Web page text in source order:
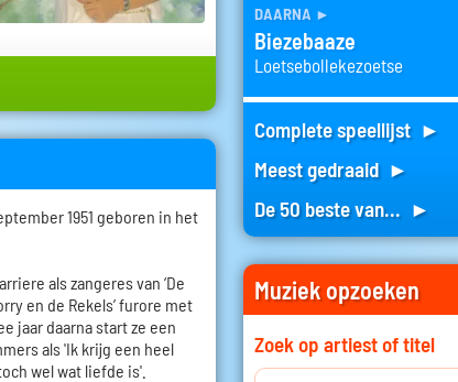
1951 geboren in het
als zangeres van ‘De
en de Rekels’ furore met
jaar daarna start ze een
als 'Ik krijg een heel
wel wat liefde is'.
daarna ►
Biezebaaze
Loetsebollekezoetse
Complete speellijst ►
Meest gedraaid ►
De 50 beste van... ►
Muziek opzoeken
Zoek op artiest of titel